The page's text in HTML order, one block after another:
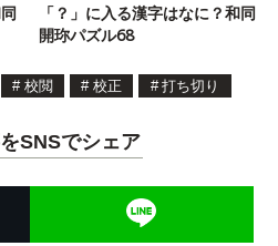
「？」に入る漢字はなに？和同
開珎パズル68
# 校閲 # 校正 # 打ち切り
SNSでシェア